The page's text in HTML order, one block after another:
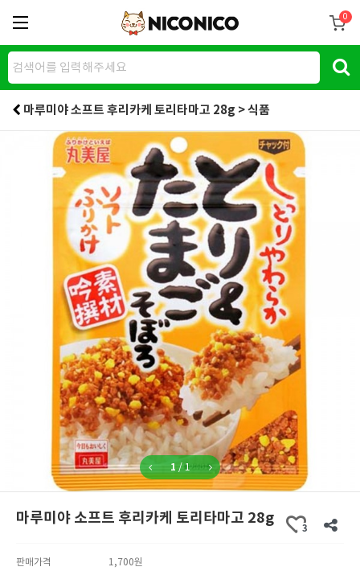
0
마루미야 소프트 후리카케 토리타마고 28g > 식품
1 / 1
마루미야 소프트 후리카케 토리타마고 28g
3
판매가격
1,700원